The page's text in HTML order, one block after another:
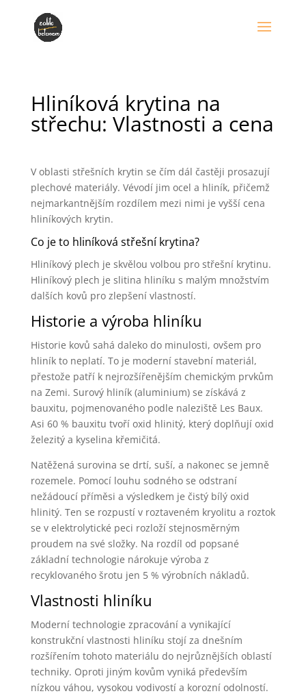
Hliníková krytina na
střechu: Vlastnosti a cena
V oblasti střešních krytin se čím dál častěji prosazují
plechové materiály. Vévodí jim ocel a hliník, přičemž
nejmarkantnějším rozdílem mezi nimi je vyšší cena
hliníkových krytin.
Co je to hliníková střešní krytina?
Hliníkový plech je skvělou volbou pro střešní krytinu.
Hliníkový plech je slitina hliníku s malým množstvím
dalších kovů pro zlepšení vlastností.
Historie a výroba hliníku
Historie kovů sahá daleko do minulosti, ovšem pro
hliník to neplatí. To je moderní stavební materiál,
přestože patří k nejrozšířenějším chemickým prvkům
na Zemi. Surový hliník (aluminium) se získává z
bauxitu, pojmenovaného podle naleziště Les Baux.
Asi 60 % bauxitu tvoří oxid hlinitý, který doplňují oxid
železitý a kyselina křemičitá.
Natěžená surovina se drtí, suší, a nakonec se jemně
rozemele. Pomocí louhu sodného se odstraní
nežádoucí příměsi a výsledkem je čistý bílý oxid
hlinitý. Ten se rozpustí v roztaveném kryolitu a roztok
se v elektrolytické peci rozloží stejnosměrným
proudem na své složky. Na rozdíl od popsané
základní technologie nárokuje výroba z
recyklovaného šrotu jen 5 % výrobních nákladů.
Vlastnosti hliníku
Moderní technologie zpracování a vynikající
konstrukční vlastnosti hliníku stojí za dnešním
rozšířením tohoto materiálu do nejrůznějších oblastí
techniky. Oproti jiným kovům vyniká především
nízkou váhou, vysokou vodivostí a korozní odolností.